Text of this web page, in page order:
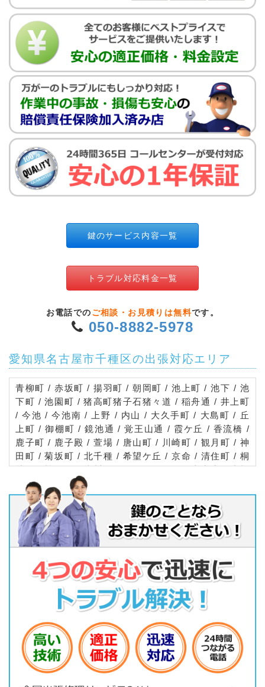
鍵のサービス内容一覧
トラブル対応料金一覧
お電話での ご相談・お見積りは無料です。
050-8882-5978
愛知県名古屋市千種区の出張対応エリア
青柳町 / 赤坂町 / 揚羽町 / 朝岡町 / 池上町 / 池下 / 池
下町 / 池園町 / 猪高町猪子石猪々道 / 稲舟通 / 井上町
/ 今池 / 今池南 / 上野 / 内山 / 大久手町 / 大島町 / 丘
上町 / 御棚町 / 鏡池通 / 覚王山通 / 霞ケ丘 / 香流橋 /
鹿子町 / 鹿子殿 / 萱場 / 唐山町 / 川崎町 / 観月町 / 神
田町 / 菊坂町 / 北千種 / 希望ケ丘 / 京命 / 清住町 / 桐
林町 / 楠元町 / 幸川町 / 向陽 / 向陽町 / 古出来 / 小松
町 / 桜が丘 / 山門町 / 下方町 / 自由ケ丘 / 松軒 / 松竹
町 / 汁谷町 / 城山新町 / 城木町 / 城山町 / 新池町 / 新
栄 / 振甫町 / 新西 / 末盛通 / 清明山 / 園山町 / 高見 /
竹越 / 田代町 / 田代本通 / 谷口町 / 千種 / 千種通 / 茶
屋が坂 / 茶屋坂通 / 千代が丘 / 千代田橋 / 月ケ丘 / 月
見坂町 / 天白町植田 / 天満通 / 東明町 / 徳川山町 / 仲
田 / 鍋屋上野町 / 南明町 / 仁座町 / 西崎町 / 西山元町
/ 日進通 / 猫洞通 / 萩岡町 / 橋本町 / 花田町 / 春岡 /
春岡通 / 春里町 / 光が丘 / 東千種台 / 東山通 / 東山元
町 / 日岡町 / 姫池通 / 日和町 / 吹上 / 富士見台 / 不老
星が丘元町 / 星が丘山手 / 穂波町 / 堀割町 / 本山町 /
丸山町 / 御影町 / 見附町 / 南ケ丘 / 宮根台 / 宮の腰町
/ 山添町 / 四谷通 / 若水